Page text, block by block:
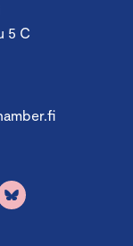
5 C